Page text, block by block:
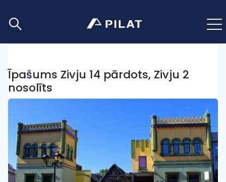
Īpašums Zivju 14 pārdots, Zivju 2
nosolīts